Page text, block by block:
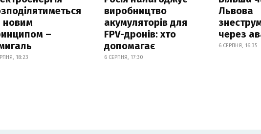
новим
–
18:23
виробництво
акумуляторів для
FPV-дронів: хто
допомагає
6 СЕРПНЯ, 17:30
Львова
через
6 СЕРПНЯ, 16:35